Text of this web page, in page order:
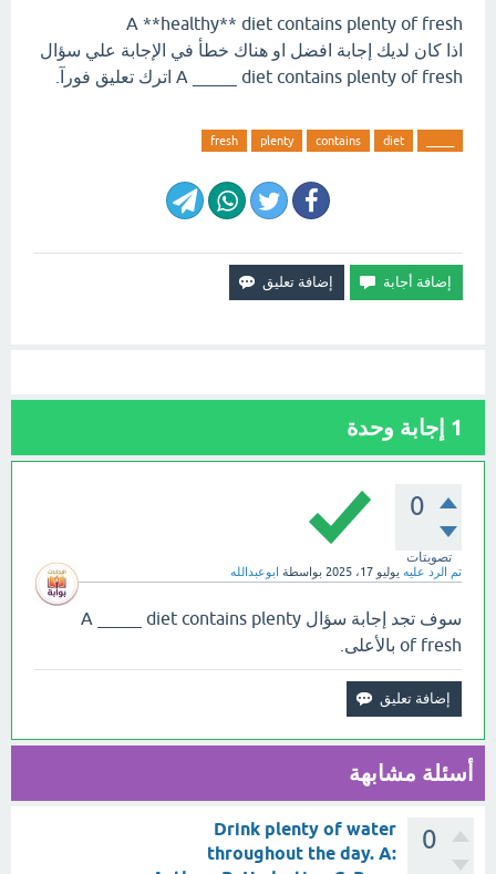
A **healthy** diet contains plenty of fresh
اذا كان لديك إجابة افضل او هناك خطأ في الإجابة علي سؤال
A _____ diet contains plenty of fresh اترك تعليق فورآ.
diet
contains
plenty
fresh
1 إجابة وحدة
0
تصويتات
تم الرد عليه يوليو 17، 2025 بواسطة ابوعبدالله
سوف تجد إجابة سؤال A _____ diet contains plenty
of fresh بالأعلى.
أسئلة مشابهة
0
Drink plenty of water
throughout the day. A: